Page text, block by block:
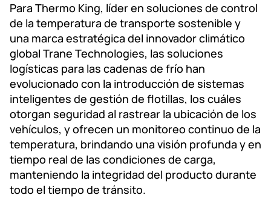
Para Thermo King, líder en soluciones de control
de la temperatura de transporte sostenible y
una marca estratégica del innovador climático
global Trane Technologies, las soluciones
logísticas para las cadenas de frío han
evolucionado con la introducción de sistemas
inteligentes de gestión de flotillas, los cuáles
otorgan seguridad al rastrear la ubicación de los
vehículos, y ofrecen un monitoreo continuo de la
temperatura, brindando una visión profunda y en
tiempo real de las condiciones de carga,
manteniendo la integridad del producto durante
todo el tiempo de tránsito.